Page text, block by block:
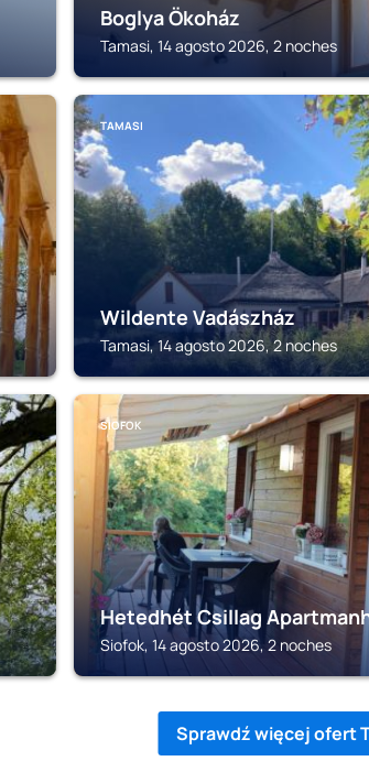
Boglya Ökoház
Tamasi, 14 agosto 2026, 2 noches
TAMASI
Wildente Vadászház
Tamasi, 14 agosto 2026, 2 noches
SIOFOK
Hetedhét Csillag
Siofok, 14 agosto 2026, 2 noches
Sprawdź więcej ofert